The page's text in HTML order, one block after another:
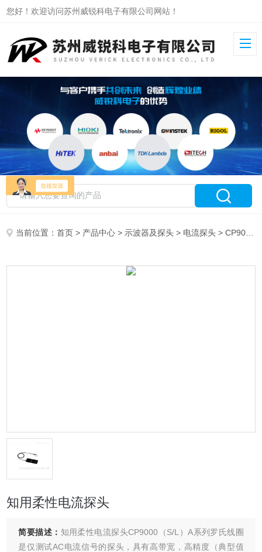
您好！欢迎访问苏州威锐科电子有限公司网站！
当前位置：首页 > 产品中心 > 示波器及探头 > 电流探头 > CP9030SA知用柔性电流探头
知用柔性电流探头
简要描述： 知用柔性电流探头CP9000（S/L）A系列罗氏线圈
是仅测试AC电流信号的探头，具有高带宽，高精度（典型值